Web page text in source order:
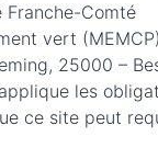
Franche-Comté
vert (MEMCP)
25000 –
les
ce site peut